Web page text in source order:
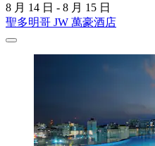
8 月 14 日 - 8 月 15 日
聖多明哥 JW 萬豪酒店